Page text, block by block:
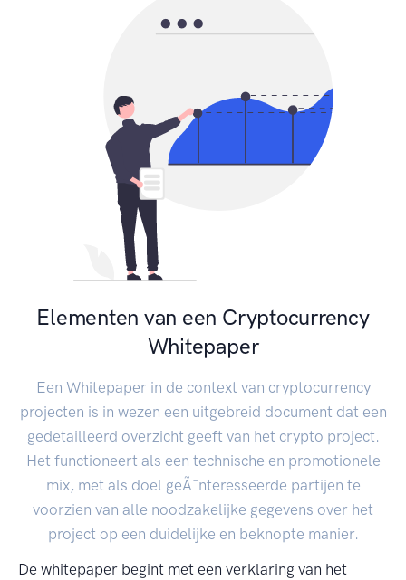
Elementen van een Cryptocurrency
Whitepaper
Een Whitepaper in de context van cryptocurrency
projecten is in wezen een uitgebreid document dat een
gedetailleerd overzicht geeft van het crypto project.
Het functioneert als een technische en promotionele
mix, met als doel geÃ¯nteresseerde partijen te
voorzien van alle noodzakelijke gegevens over het
project op een duidelijke en beknopte manier.
De whitepaper begint met een verklaring van het